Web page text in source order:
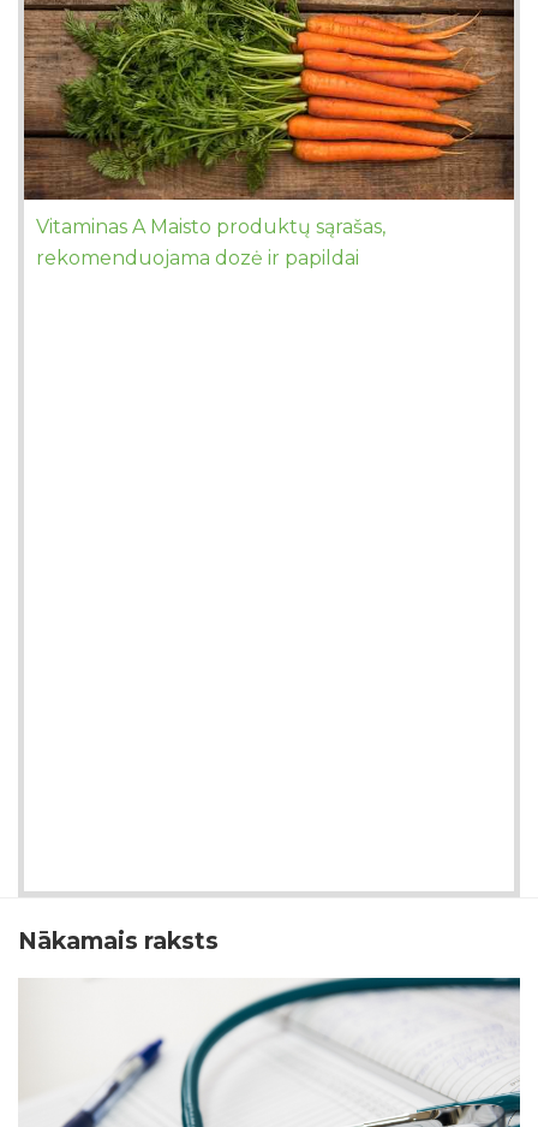
Vitaminas A Maisto produktų sąrašas,
rekomenduojama dozė ir papildai
Nākamais raksts